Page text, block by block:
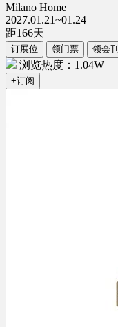
Milano Home
2027.01.21~01.24
距166天
订展位 领门票 领会刊
浏览热度：1.04W
+订阅